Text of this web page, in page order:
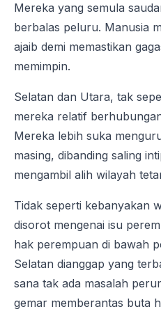
Mereka yang semula
berbalas peluru. Manusia
ajaib demi memastikan
memimpin.
Selatan dan Utara, tak
mereka relatif
Mereka lebih suka
masing, dibanding saling
mengambil alih wilayah
Tidak seperti kebanyakan
disorot mengenai isu
hak perempuan di bawah
Selatan dianggap yang
sana tak ada masalah
gemar memberantas buta